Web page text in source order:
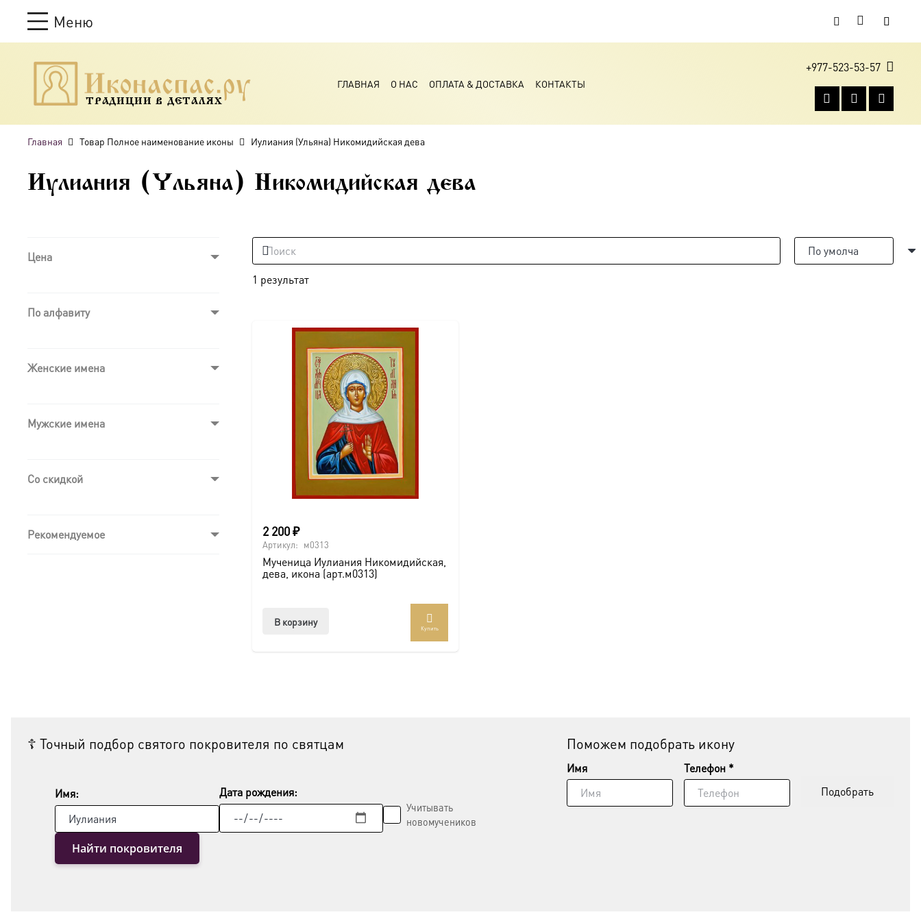
Меню
ТРАДИЦИИ В ДЕТАЛЯХ
ГЛАВНАЯ О НАС ОПЛАТА & ДОСТАВКА КОНТАКТЫ
+977-523-53-57
Главная Товар Полное наименование иконы Иулиания (Ульяна) Никомидийская дева
Иулиания (Ульяна) Никомидийская дева
Цена
По алфавиту
Женские имена
Мужские имена
Со скидкой
Рекомендуемое
1 результат
2 200₽
Артикул: м0313
Мученица Иулиания Никомидийская,
дева, икона (арт.м0313)
В корзину
Купить
☦ Точный подбор святого покровителя по святцам
Имя: Дата рождения:
Учитывать
новомучеников
Найти покровителя
Поможем подобрать икону
Имя
Телефон *
Подобрать